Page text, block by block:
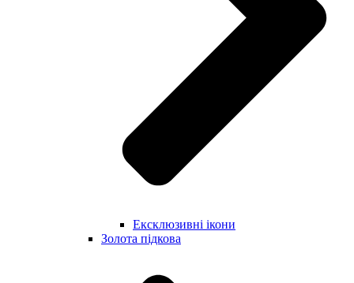
Ексклюзивні ікони
Золота підкова